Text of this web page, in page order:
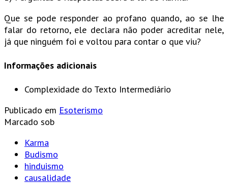
Que se pode responder ao profano quando, ao se lhe
falar do retorno, ele declara não poder acreditar nele,
já que ninguém foi e voltou para contar o que viu?
Informações adicionais
Complexidade do Texto Intermediário
Publicado em Esoterismo
Marcado sob
Karma
Budismo
hinduismo
causalidade